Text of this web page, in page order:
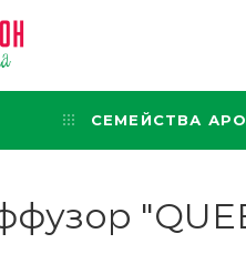
СЕМЕЙСТВА